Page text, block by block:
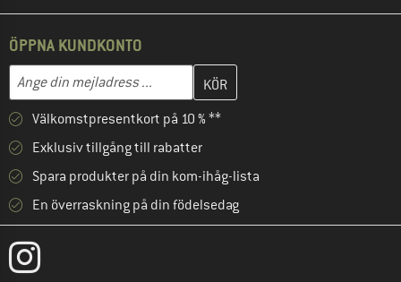
ÖPPNA KUNDKONTO
Mejladress
Skriv in din e-postadress här och skapa ditt kundkonto i nästa
Välkomstpresentkort på 10 % **
Exklusiv tillgång till rabatter
Spara produkter på din kom-ihåg-lista
En överraskning på din födelsedag